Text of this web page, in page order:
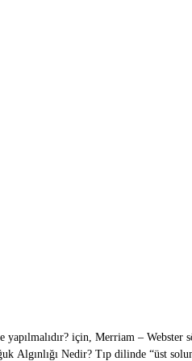
yapılmalıdır? için, Merriam – Webster
Algınlığı Nedir? Tıp dilinde “üst